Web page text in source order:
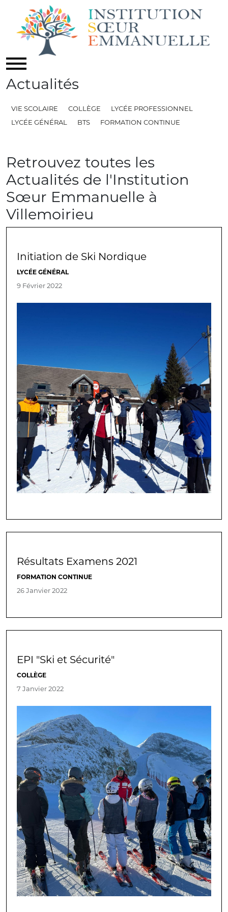
Actualités
VIE SCOLAIRE COLLÈGE
LYCÉE PROFESSIONNEL
LYCÉE GÉNÉRAL
BTS FORMATION CONTINUE
Retrouvez toutes les
Actualités de l'Institution
Sœur Emmanuelle à
Villemoirieu
Initiation de Ski Nordique
LYCÉE GÉNÉRAL
9 Février 2022
Résultats Examens 2021
FORMATION CONTINUE
26 Janvier 2022
EPI "Ski et Sécurité"
COLLÈGE
7 Janvier 2022